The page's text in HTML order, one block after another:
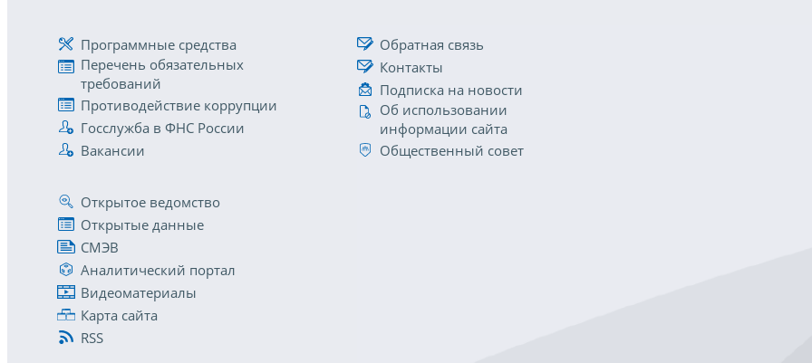
Программные средства
Перечень обязательных
требований
Противодействие коррупции
Госслужба в ФНС России
Вакансии
Обратная связь
Контакты
Подписка на новости
Об использовании
информации сайта
Общественный совет
Открытое ведомство
Открытые данные
СМЭВ
Аналитический портал
Видеоматериалы
Карта сайта
RSS